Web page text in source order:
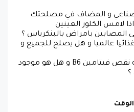
و المضاف في مصلحتك
لامس الكلور العينين
المصابين بامراض بالبنكرياس ؟
عالميا و هل يصلح للجميع و
هل ضعف المناعة سببه نقص فيتامين B6 و هل هو موجود
؟